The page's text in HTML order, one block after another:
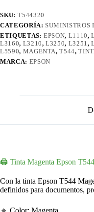
SKU:T544320
CATEGORÍA: SUMINISTROS
ETIQUETAS:EPSON, L1110,
L3160, L3210,L3250, L3251 ,
L5590, MAGENTA,T544,
MARCA: EPSON
🖨️ Tinta Magenta Epson
Con la tinta Epson T544
definidos para documentos,